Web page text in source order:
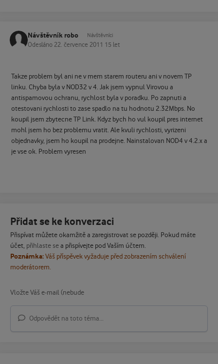
Návštěvník robo Návštěvníci
Odesláno 22. července 2011 15 let
Takze problem byl ani ne v mem starem routeru ani v novem TP
linku. Chyba byla v NOD32 v 4. Jak jsem vypnul Virovou a
antispamovou ochranu, rychlost byla v poradku. Po zapnuti a
otestovani rychlosti to zase spadlo na tu hodnotu 2.32Mbps. No
koupil jsem zbytecne TP Link. Kdyz bych ho vul koupil pres internet
mohl jsem ho bez problemu vratit. Ale kvuli rychlosti, vyrizeni
objednavky, jsem ho koupil na prodejne. Nainstalovan NOD4 v 4.2.x a
je vse ok. Problem vyresen
Přidat se ke konverzaci
Přispívat můžete okamžitě a zaregistrovat se později. Pokud máte
účet, přihlaste sea přispívejte pod Vaším účtem.
Poznámka:Váš příspěvek vyžaduje před zobrazením schválení
moderátorem.
Odpovědět na toto téma...